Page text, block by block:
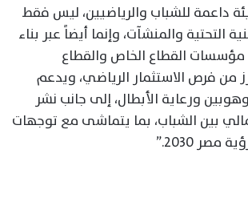
داعمة للشباب والرياضيين، ليس فقط
التحتية والمنشآت، وإنما أيضاً عبر بناء
القطاع الخاص والقطاع
من فرص الاستثمار الرياضي، ويدعم
ورعاية الأبطال، إلى جانب نشر
بين الشباب، بما يتماشى مع توجهات
2030.”